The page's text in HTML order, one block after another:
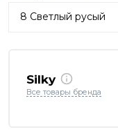
Silky
Все товары бренда